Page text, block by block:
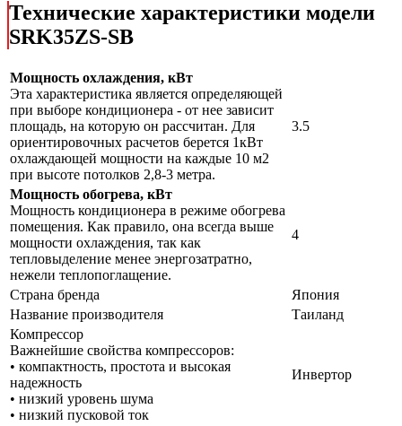
Технические характеристики модели
SRK35ZS-SB
Мощность охлаждения, кВт
Эта характеристика является определяющей
при выборе кондиционера - от нее зависит
площадь, на которую он рассчитан. Для
ориентировочных расчетов берется 1кВт
охлаждающей мощности на каждые 10 м2
при высоте потолков 2,8-3 метра.
3.5
Мощность обогрева, кВт
Мощность кондиционера в режиме обогрева
помещения. Как правило, она всегда выше
мощности охлаждения, так как
тепловыделение менее энергозатратно,
нежели теплопоглащение.
4
Страна бренда
Япония
Название производителя
Таиланд
Компрессор
Важнейшие свойства компрессоров:
• компактность, простота и высокая
надежность
• низкий уровень шума
• низкий пусковой ток
Инвертор